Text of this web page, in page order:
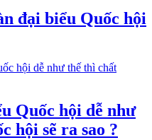
đại biểu Quốc hội
Quốc hội dễ như
hội sẽ ra sao ?